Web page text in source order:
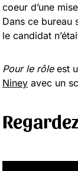
coeur d’une
Dans ce bureau
le candidat
Pour le rôleest
Niney avec un